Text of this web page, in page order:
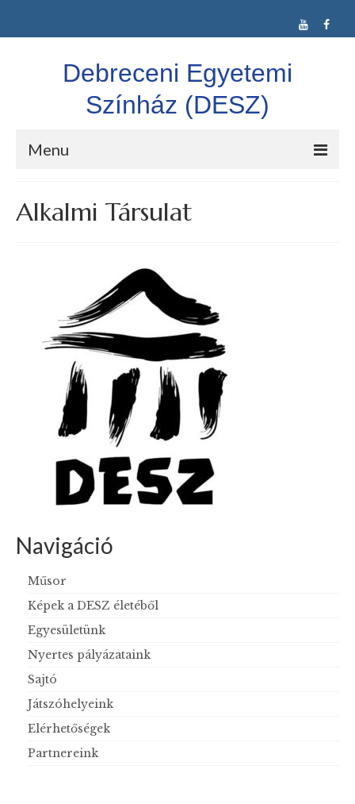
Debreceni Egyetemi
Színház (DESZ)
Menu
Alkalmi Társulat
Confuse-A-Cat Ltd.
Vígkarma
Idegen nyelvű színjátszás
BIKSZ
Fesztiválok
Meghívott előadások
Vendégszerepléseink
DESZ blog
Elérhetőségek
GDPR
English
Alkalmi Társulat
Navigáció
Műsor
Képek a DESZ életéből
Egyesületünk
Nyertes pályázataink
Sajtó
Játszóhelyeink
Elérhetőségek
Partnereink